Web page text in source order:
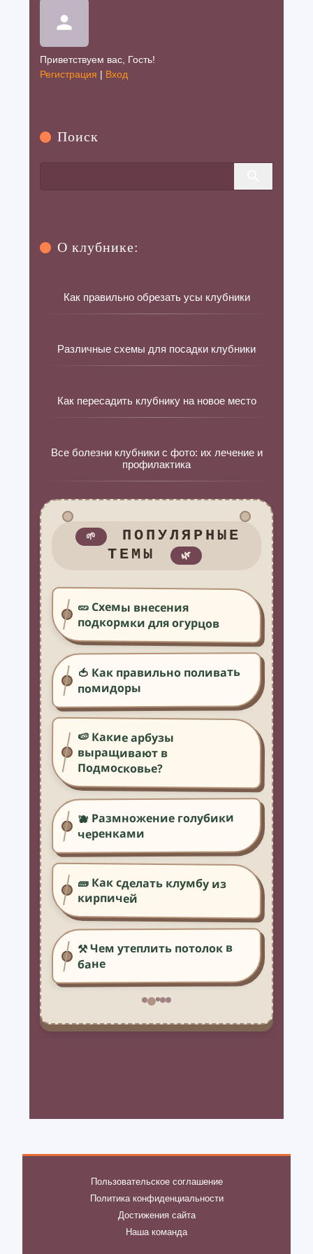
06-08-2025 в 19:58
person
Приветствуем вас Гость!
Регистрация | Вход
Поиск
О клубнике:
Как правильно обрезать усы клубники
Различные схемы для посадки клубники
Как пересадить клубнику на новое место
Все болезни клубники с фото: их лечение и
профилактика
🌱
ПОПУЛЯРНЫЕ
ТЕМЫ
🌿
🥒 Схемы внесения
подкормки для огурцов
🍅 Как правильно поливать
помидоры
🍉 Какие арбузы
выращивают в
Подмосковье?
🫐 Размножение голубики
черенками
🧱 Как сделать клумбу из
кирпичей
⚒️ Чем утеплить потолок в
бане
Пользовательское соглашение
Политика конфиденциальности
Достижения сайта
Наша команда